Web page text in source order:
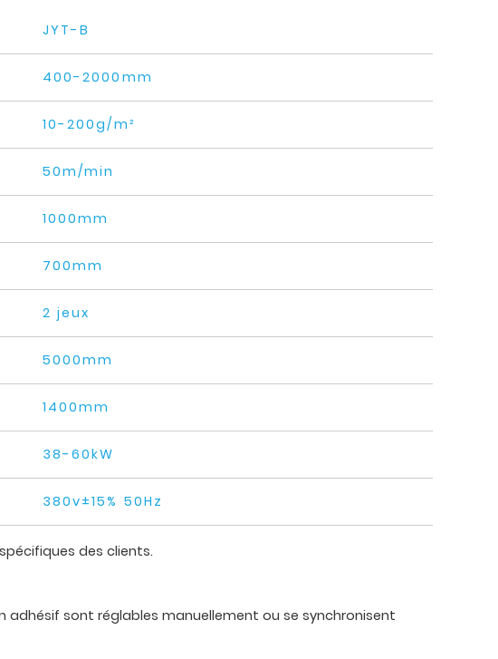
JYT-B
400-2000mm
10-200g/m²
50m/min
1000mm
700mm
2 jeux
5000mm
1400mm
38-60kW
380v±15% 50Hz
des clients.
sont réglables manuellement ou se synchronisent